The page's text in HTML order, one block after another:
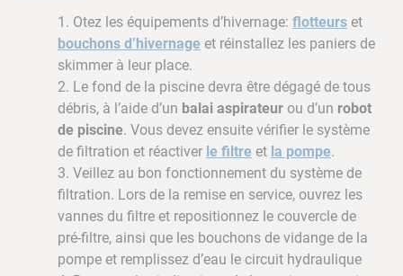
Otez les équipements d’hivernage: flotteurs et
bouchons d’hivernage et réinstallez les paniers de
skimmer à leur place.
Le fond de la piscine devra être dégagé de tous
débris, à l’aide d’un balai aspirateur ou d’un robot
de piscine. Vous devez ensuite vérifier le système
de filtration et réactiver le filtre et la pompe.
Veillez au bon fonctionnement du système de
filtration. Lors de la remise en service, ouvrez les
vannes du filtre et repositionnez le couvercle de
pré-filtre, ainsi que les bouchons de vidange de la
pompe et remplissez d’eau le circuit hydraulique